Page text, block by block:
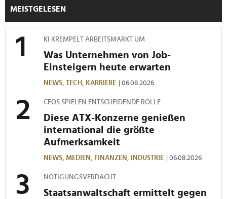
MEISTGELESEN
KI KREMPELT ARBEITSMARKT UM
Was Unternehmen von Job-
Einsteigern heute erwarten
NEWS, TECH, KARRIERE | 06.08.2026
CEOS SPIELEN ENTSCHEIDENDE ROLLE
Diese ATX-Konzerne genießen
international die größte
Aufmerksamkeit
NEWS, MEDIEN, FINANZEN, INDUSTRIE | 06.08.2026
NÖTIGUNGSVERDACHT
Staatsanwaltschaft ermittelt gegen